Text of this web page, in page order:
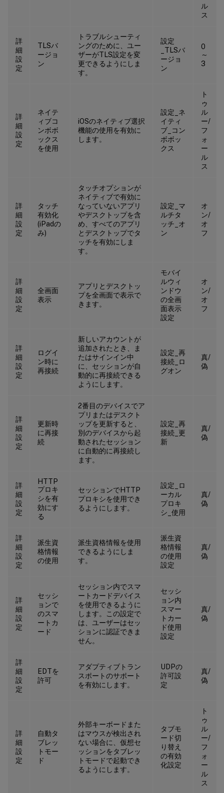
ル
ス
詳
細
設
定
TLSバ
ージョ
ン
トラブルシューティ
ングのために、ユー
ザーがTLS設定を変
更できるようにしま
す。
設定
_TLSバ
ージョ
ン
0
～
3
詳
細
設
定
ネイテ
ィブコ
ンボボ
ックス
を使用
iOSのネイティブ選択
機能の使用を有効に
します。
設定_ネ
イティ
ブ_コン
ボボッ
クス
ト
ゥ
ル
ー/
フ
ォ
ー
ル
ス
詳
細
設
定
タッチ
有効化
(iPadの
み)
タッチオプションが
ネイティブで有効に
なっていないアプリ
やデスクトップを含
め、すべてのアプリ
とデスクトップでタ
ッチを有効にしま
す。
設定_マ
ルチタ
ッチ_オ
ン
オ
ン/
オ
フ
詳
細
設
定
全画面
表示
アプリとデスクトッ
プを全画面で表示で
きます。
モバイ
ルウィ
ンドウ
の全画
面表示
設定
オ
ン/
オ
フ
詳
細
設
定
ログイ
ン時に
再接続
新しいアカウントが
追加されたとき、ま
たはサインイン中
に、セッションが自
動的に再接続できる
ようにします。
設定_再
接続_ロ
グオン
真/
偽
詳
細
設
定
更新時
に再接
続
2番目のデバイスでア
プリまたはデスクト
ップを更新すると、
別のデバイスから起
動されたセッション
に自動的に再接続し
ます。
設定_再
接続_更
新
真/
偽
詳
細
設
定
HTTP
プロキ
シを有
効にす
る
セッションでHTTP
プロキシを使用でき
るようにします。
設定_ロ
ーカル
プロキ
シ_使用
真/
偽
詳
細
設
定
派生資
格情報
の使用
派生資格情報を使用
できるようにしま
す。
派生資
格情報
の使用
設定
真/
偽
詳
細
設
定
セッシ
ョンで
のスマ
ートカ
ード
セッション内でスマ
ートカードデバイス
を使用できるように
します。この設定で
は、ユーザーはセッ
ションに認証できま
せん。
セッシ
ョン内
スマー
トカー
ド使用
設定
真/
偽
詳
細
設
定
EDTを
許可
アダプティブトラン
スポートのサポート
を有効にします。
UDPの
許可設
定
真/
偽
詳
細
設
定
自動タ
ブレッ
トモー
ド
外部キーボードまた
はマウスが検出され
ない場合に、仮想セ
ッションをタブレッ
トモードで起動でき
るようにします。
タブモ
ード切
り替え
の有効
化設定
ト
ゥ
ル
ー/
フ
ォ
ー
ル
ス